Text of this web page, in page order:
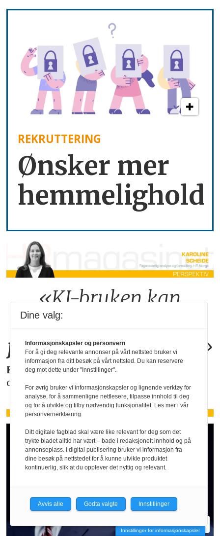
REKRUTTERING
Ønsker mer
hemmelighold
«KI-bruken kan
allerede by på
juridiskeproblemer .»
KAROLINE SCHEIDEi HR Norge gjør deg
oppmerksom på de faktiske forholdene.
Innstillinger for informasjonskapsler
Dine valg:
Informasjonskapsler og personvern
For å gi deg relevante annonser på vårt nettsted bruker vi
informasjon fra ditt besøk på vårt nettsted. Du kan reservere
deg mot dette under "Innstillinger".
For øvrig bruker vi informasjonskapsler og lignende verktøy for
analyse, for å sammenligne nettlesere, tilpasse innhold til deg
og for å utvikle og tilby nødvendig funksjonalitet. Les mer i vår
personvernerklæring.
Ditt digitale fagblad skal være like relevant for deg som det
trykte bladet alltid har vært – bade i redaksjonelt innhold og på
annonseplass. I digital publisering bruker vi informasjon fra
dine besøk på nettstedet for å kunne utvikle produktet
kontinuerlig, slik at du opplever det nyttig og relevant.
Avvis alle Godta valgte Innstillinger